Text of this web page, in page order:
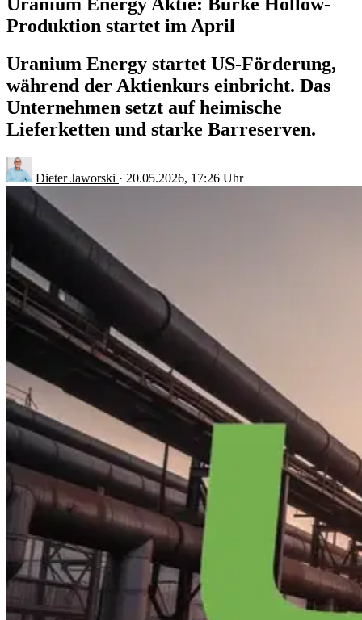
Produktion startet im April
Uranium Energy startet US-Förderung,
während der Aktienkurs einbricht. Das
Unternehmen setzt auf heimische
Lieferketten und starke Barreserven.
Dieter Jaworski · 20.05.2026, 17:26 Uhr